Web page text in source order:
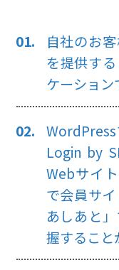
自社のお
を提供す
ケーション
Login by
Webサイト
で会員サ
あしあと
握すること